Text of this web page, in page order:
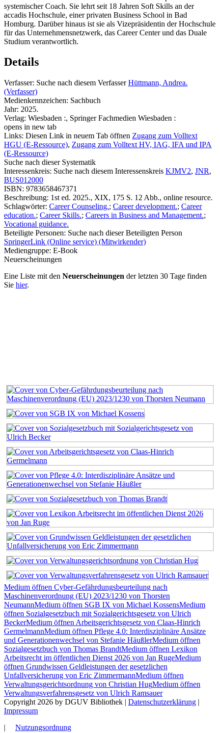
systemischer Coach. Sie lehrt seit 18 Jahren Soft Skills an der
accadis Hochschule, einer privaten Business School in Bad
Homburg. Darüber hinaus ist sie als Vizepräsidentin der Hochschule
für das Unternehmensnetzwerk, das Career Center und das Duale
Studium verantwortlich.
Details
Verfasser: Suche nach diesem Verfasser Hüttmann, Andrea.
(Verfasser)
Medienkennzeichen: Sachbuch
Jahr: 2025.
Verlag: Wiesbaden :, Springer Fachmedien Wiesbaden :
opens in new tab
Links: Diesen Link in neuem Tab öffnen Zugang zum Volltext
HGU (E-Ressource), Zugang zum Volltext HV, IAG, IFA und IPA
(E-Ressource)
Suche nach dieser Systematik
Interessenkreis: Suche nach diesem Interessenskreis KJMV2, JNR,
BUS012000
ISBN: 9783658467371
Beschreibung: 1st ed. 2025., XIX, 175 S. 12 Abb., online resource.
Schlagwörter: Career Counseling.; Career development.; Career
education.; Career Skills.; Careers in Business and Management.;
Vocational guidance.
Beteiligte Personen: Suche nach dieser Beteiligten Person
SpringerLink (Online service) (Mitwirkender)
Mediengruppe: E-Book
Neuerscheinungen
Eine Liste mit den Neuerscheinungen der letzten 30 Tage finden
Sie hier.
Medium öffnen Cyber-Gefährdungsbeurteilung nach
Maschinenverordnung (EU) 2023/1230 von Thorsten
NeumannMedium öffnen SGB IX von Michael KossensMedium
öffnen Sozialgesetzbuch mit Sozialgerichtsgesetz von Ulrich
BeckerMedium öffnen Arbeitsgerichtsgesetz von Claas-Hinrich
GermelmannMedium öffnen Pflege 4.0: Interdisziplinäre Ansätze
und Generationenwechsel von Stefanie HäußlerMedium öffnen
Sozialgesetzbuch von Thomas BrandtMedium öffnen Lexikon
Arbeitsrecht im öffentlichen Dienst 2026 von Jan RugeMedium
öffnen Grundwissen Geldleistungen der gesetzlichen
Unfallversicherung von Eric ZimmermannMedium öffnen
Verwaltungsgerichtsordnung von Christian HugMedium öffnen
Verwaltungsverfahrensgesetz von Ulrich Ramsauer
Copyright 2026 by DGUV Bibliothek | Datenschutzerklärung |
Impressum
| Nutzungsordnung